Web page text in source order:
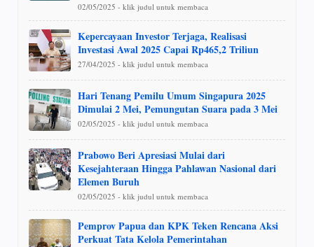
02/05/2025 - klik judul untuk membaca
Kepercayaan Investor Terjaga, Realisasi
Investasi Awal 2025 Capai Rp465,2 Triliun
27/04/2025 - klik judul untuk membaca
Hari Tenang Pemilu Umum Singapura 2025
Dimulai 2 Mei, Pemungutan Suara pada 3 Mei
02/05/2025 - klik judul untuk membaca
Prabowo Beri Apresiasi Mulai dari
Kesejahteraan Hingga Pahlawan Nasional dari
Elemen Buruh
02/05/2025 - klik judul untuk membaca
Pemprov Papua dan KPK Teken Rencana Aksi
Perkuat Tata Kelola Pemerintahan